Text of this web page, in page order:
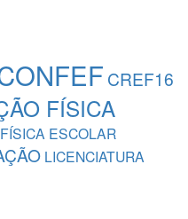
CREF16
FÍSICA
ESCOLAR
LICENCIATURA